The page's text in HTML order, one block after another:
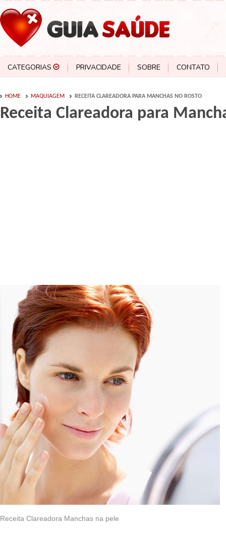
CATEGORIAS PRIVACIDADE SOBRE CONTATO
HOME MAQUIAGEM RECEITA CLAREADORA PARA MANCHAS NO ROSTO
Receita Clareadora para
Receita Clareadora Manchas na pele